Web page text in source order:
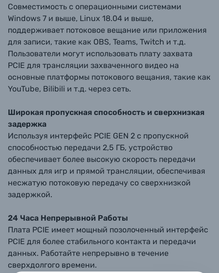
Совместимость с операционными системами
Windows 7 и выше, Linux 18.04 и выше,
поддерживает потоковое вещание или приложения
для записи, такие как OBS, Teams, Twitch и т.д.
Пользователи могут использовать плату захвата
PCIE для трансляции захваченного видео на
основные платформы потокового вещания, такие как
YouTube, Bilibili и т.д. через сеть.
Широкая пропускная способность и сверхнизкая
задержка
Используя интерфейс PCIE GEN 2 с пропускной
способностью передачи 2,5 ГБ, устройство
обеспечивает более высокую скорость передачи
данных для игр и прямой трансляции, обеспечивая
несжатую потоковую передачу со сверхнизкой
задержкой.
24 Часа Непрерывной Работы
Плата PCIE имеет мощный позолоченный интерфейс
PCIE для более стабильного контакта и передачи
данных. Работайте непрерывно в течение
сверхдолгого времени.